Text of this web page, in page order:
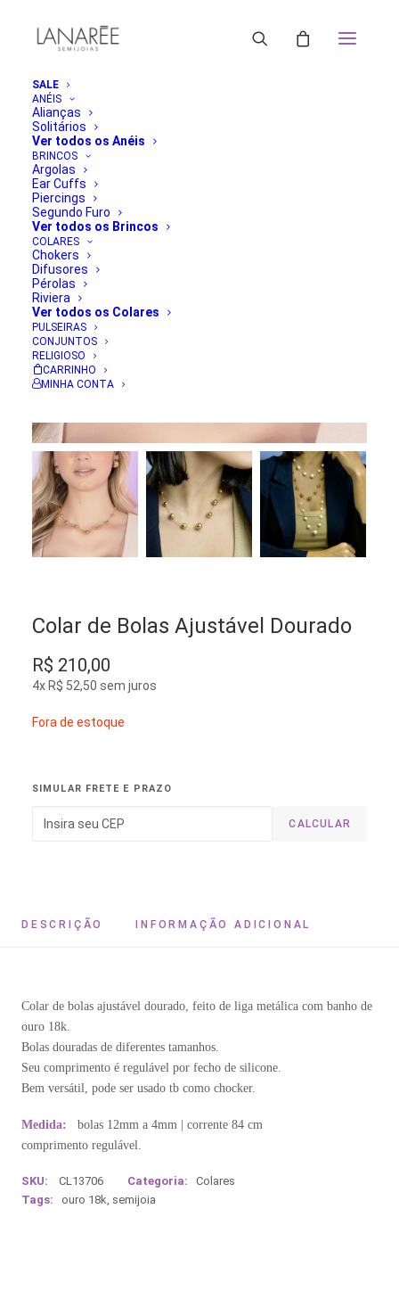
SALE
ANÉIS
Alianças
Solitários
Ver todos os Anéis
BRINCOS
Argolas
Ear Cuffs
Piercings
Segundo Furo
Ver todos os Brincos
COLARES
Chokers
Difusores
Pérolas
Riviera
Ver todos os Colares
PULSEIRAS
CONJUNTOS
RELIGIOSO
CARRINHO
MINHA CONTA
Colar de Bolas Ajustável Dourado
R$ 210,00
4x R$ 52,50 sem juros
Fora de estoque
SIMULAR FRETE E PRAZO
CALCULAR
DESCRIÇÃO INFORMAÇÃO ADICIONAL
Colar de bolas ajustável dourado, feito de liga metálica com banho de
ouro 18k.
Bolas douradas de diferentes tamanhos.
Seu comprimento é regulável por fecho de silicone.
Bem versátil, pode ser usado tb como chocker.
Medida: bolas 12mm a 4mm | corrente 84 cm
comprimento regulável.
SKU: CL13706 Categoria:
Colares
Tags:
ouro 18k, semijoia